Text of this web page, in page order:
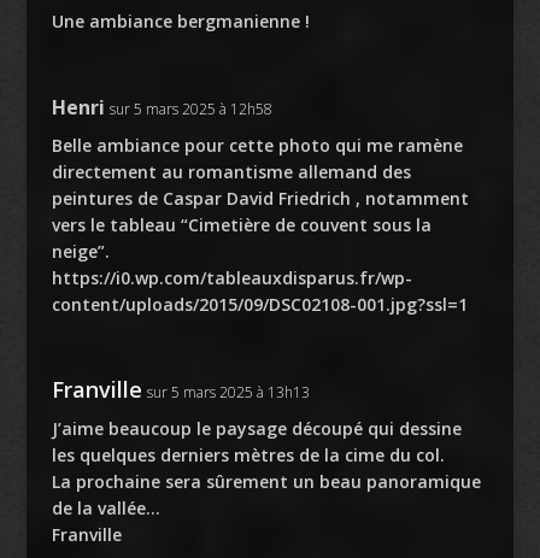
Une ambiance bergmanienne !
Henri sur 5 mars 2025 à 12h58
Belle ambiance pour cette photo qui me ramène
directement au romantisme allemand des
peintures de Caspar David Friedrich , notamment
vers le tableau “Cimetière de couvent sous la
neige”.
https://i0.wp.com/tableauxdisparus.fr/wp-
content/uploads/2015/09/DSC02108-001.jpg?ssl=1
Franville sur 5 mars 2025 à 13h13
J’aime beaucoup le paysage découpé qui dessine
les quelques derniers mètres de la cime du col.
La prochaine sera sûrement un beau panoramique
de la vallée…
Franville